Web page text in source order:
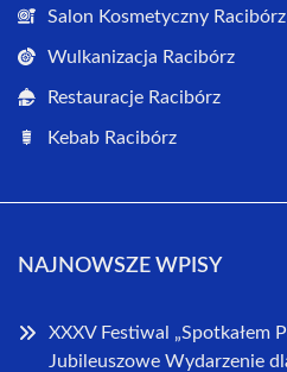
Salon Kosmetyczny Racibórz
Wulkanizacja Racibórz
Restauracje Racibórz
Kebab Racibórz
NAJNOWSZE WPISY
XXXV Festiwal „Spotkałem
Jubileuszowe Wydarzenie